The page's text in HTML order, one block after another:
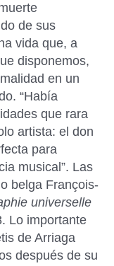
de sus
vida que, a
disponemos,
en un
“Había
que rara
artista: el don
para
musical”. Las
belga François-
universelle
Lo importante
de Arriaga
después de su